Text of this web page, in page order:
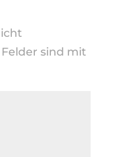
sind mit